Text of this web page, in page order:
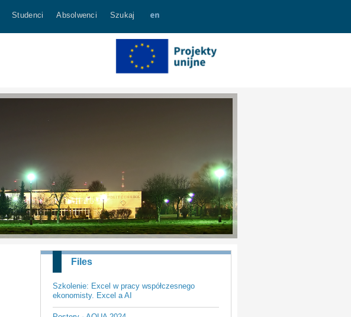
Studenci Absolwenci Szukaj
Files
Szkolenie: Excel w pracy współczesnego
ekonomisty. Excel a AI